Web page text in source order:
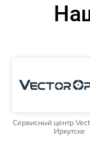
Сервисный центр
Иркутске